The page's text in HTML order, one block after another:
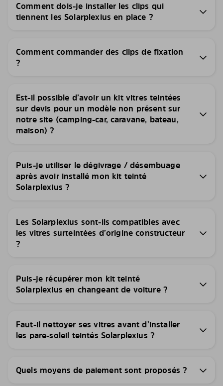
Comment dois-je installer les clips qui
tiennent les Solarplexius en place ?
Comment commander des clips de fixation
?
Est-il possible d’avoir un kit vitres teintées
sur devis pour un modèle non présent sur
notre site (camping-car, caravane, bateau,
maison) ?
Puis-je utiliser le dégivrage / désembuage
après avoir installé mon kit teinté
Solarplexius ?
Les Solarplexius sont-ils compatibles avec
les vitres surteintées d’origine constructeur
?
Puis-je récupérer mon kit teinté
Solarplexius en changeant de voiture ?
Faut-il nettoyer ses vitres avant d’installer
les pare-soleil teintés Solarplexius ?
Quels moyens de paiement sont proposés ?